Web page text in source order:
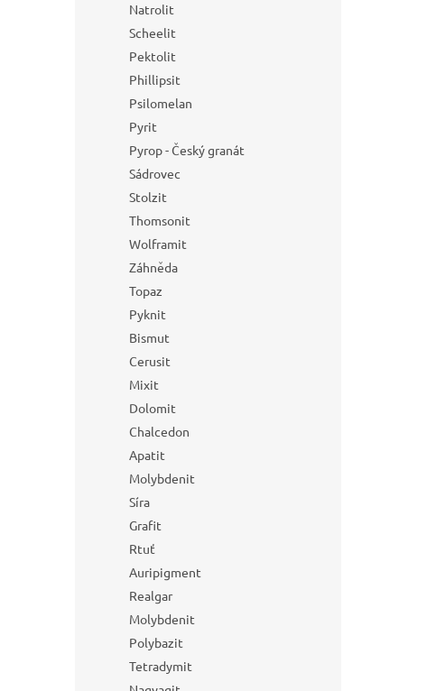
Natrolit
Scheelit
Pektolit
Phillipsit
Psilomelan
Pyrit
Pyrop - Český granát
Sádrovec
Stolzit
Thomsonit
Wolframit
Záhněda
Topaz
Pyknit
Bismut
Cerusit
Mixit
Dolomit
Chalcedon
Apatit
Molybdenit
Síra
Grafit
Rtuť
Auripigment
Realgar
Molybdenit
Polybazit
Tetradymit